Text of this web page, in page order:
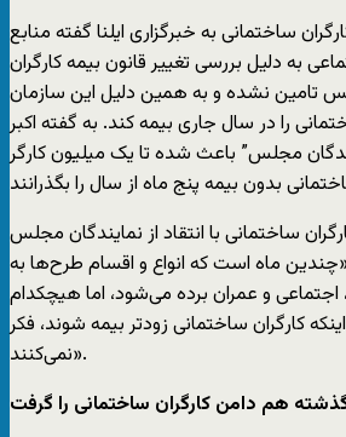
ساختمانی به خبرگزاری ایلنا گفته منابع
به دلیل بررسی تغییر قانون بیمه کارگران
تامین نشده و به همین دلیل این سازمان
را در سال جاری بیمه کند. به گفته اکبر
مجلس” باعث شده تا یک میلیون کارگر
ساختمانی با انتقاد از نمایندگان مجلس
ماه است که انواع و اقسام طرح‌ها به
و عمران برده می‌شود، اما هیچکدام
کارگران ساختمانی زود‌تر بیمه شوند، فکر
نمی‌کنند».
هم دامن کارگران ساختمانی را گرفت